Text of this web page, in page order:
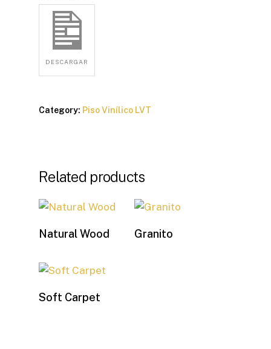
DESCARGAR
Category: Piso Vinílico LVT
Related products
Natural Wood Granito
Soft Carpet